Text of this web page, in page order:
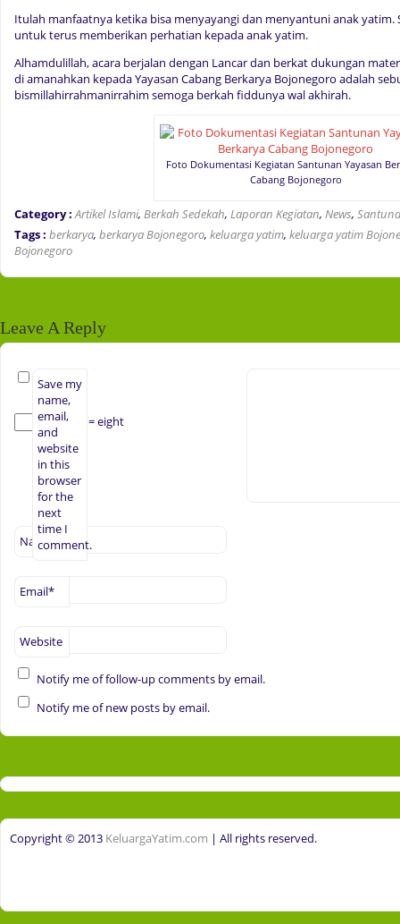
Itulah manfaatnya ketika bisa menyayangi dan menyantuni anak yatim.
untuk terus memberikan perhatian kepada anak yatim.
Alhamdulillah, acara berjalan dengan Lancar dan berkat dukungan
di amanahkan kepada Yayasan Cabang Berkarya Bojonegoro adalah
bismillahirrahmanirrahim semoga berkah fiddunya wal akhirah.
Foto Dokumentasi Kegiatan Santunan Yayasan
Cabang Bojonegoro
Category :Artikel Islami, Berkah Sedekah, Laporan Kegiatan, News,
Tags : berkarya, berkarya Bojonegoro, keluarga yatim, keluarga yatim
Bojonegoro
Leave A Reply
Name*
Email*
Website
Save my
name,
email,
and
website
in this
browser
for the
next
time I
comment.
+ 2 = eight
Notify me of follow-up comments by email.
Notify me of new posts by email.
Copyright © 2013 KeluargaYatim.com | All rights reserved.